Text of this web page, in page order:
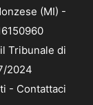
(MI) -
Tribunale di
2024
- Contattaci